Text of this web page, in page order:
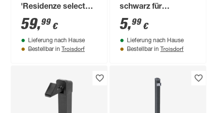
'Residenze select+'
anthrazit 180 cm für
Zaunhöhe bis 120
cm
59,99 €
Lieferung nach Hause
Bestellbar in Troisdorf
schwarz für
Doppelstabmattenzaun
5,99 €
Lieferung nach Hause
Bestellbar in Troisdorf